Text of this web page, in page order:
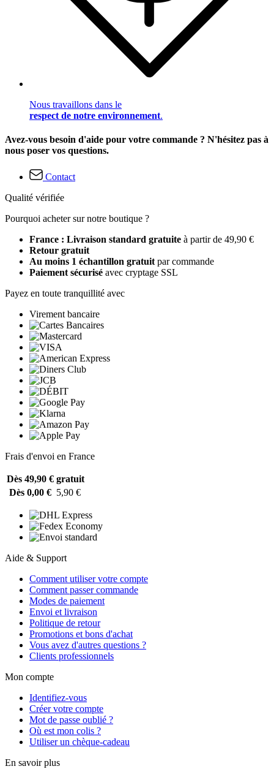
Nous travaillons dans le
respect de notre environnement.
Avez-vous besoin d'aide pour votre commande ? N'hésitez pas à
nous poser vos questions.
Contact
Qualité vérifiée
Pourquoi acheter sur notre boutique ?
France : Livraison standard gratuite à partir de 49,90 €
Retour gratuit
Au moins 1 échantillon gratuit par commande
Paiement sécurisé avec cryptage SSL
Payez en toute tranquillité avec
Virement bancaire
Frais d'envoi en France
Dès 49,90 € gratuit
Dès 0,00 € 5,90 €
Aide & Support
Comment utiliser votre compte
Comment passer commande
Modes de paiement
Envoi et livraison
Politique de retour
Promotions et bons d'achat
Vous avez d'autres questions ?
Clients professionnels
Mon compte
Identifiez-vous
Créer votre compte
Mot de passe oublié ?
Où est mon colis ?
Utiliser un chèque-cadeau
En savoir plus